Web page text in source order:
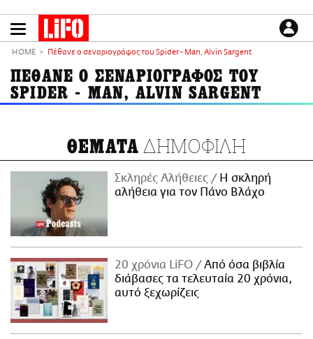
το
κυρίως
LIFO SHOP
NEWSLETTER
ΜΙΚΡΟΠΡΑΓΜΑΤΑ
THE GOOD LIFO
LIFOLAND
CITY GUIDE
ΑΜΠΑ
ΕΙΔΗΣΕΙΣ
CULTURE
ΑΠΟΨΕΙΣ
PODCASTS
Plus
HOME Πέθανε ο σεναριογράφος του Spider - Man, Alvin Sargent
ΠΕΘΑΝΕ Ο ΣΕΝΑΡΙΟΓΡΑΦΟΣ ΤΟΥ
SPIDER - MAN, ALVIN SARGENT
ΘΕΜΑΤΑ ΔΗΜΟΦΙΛΗ
Σκληρές Αλήθειες
H σκληρή
αλήθεια για τον Πάνο Βλάχο
20 χρόνια LiFO
Από όσα βιβλία
διάβασες τα τελευταία 20 χρόνια,
αυτό ξεχωρίζεις